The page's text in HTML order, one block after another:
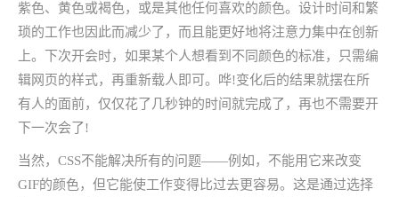
紫色、黄色或褐色，或是其他任何喜欢的颜色。设计时间和繁
琐的工作也因此而减少了，而且能更好地将注意力集中在创新
上。下次开会时，如果某个人想看到不同颜色的标准，只需编
辑网页的样式，再重新载人即可。哗!变化后的结果就摆在所
有人的面前，仅仅花了几秒钟的时间就完成了，再也不需要开
下一次会了!
当然，CSS不能解决所有的问题——例如，不能用它来改变
GIF的颜色，但它能使工作变得比过去更容易。这是通过选择